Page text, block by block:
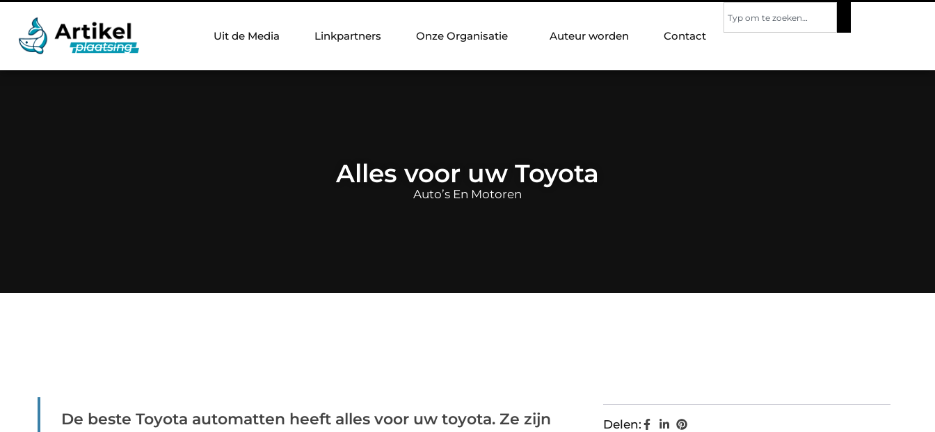
Uit de Media Linkpartners Onze Organisatie Auteur worden Contact
Alles voor uw Toyota
Auto’s En Motoren
De beste Toyota automatten heeft alles voor uw toyota. Ze zijn
Delen: